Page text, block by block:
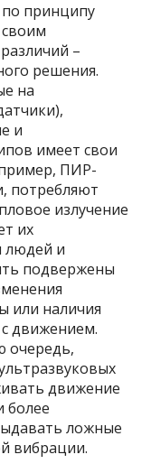
принципу
–
решения.
на
и
имеет свои
ПИР-
потребляют
излучение
их
людей и
подвержены
или наличия
движением.
очередь,
движение
более
ложные
вибрации.